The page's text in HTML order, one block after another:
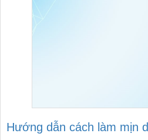
Hướng dẫn cách làm mịn